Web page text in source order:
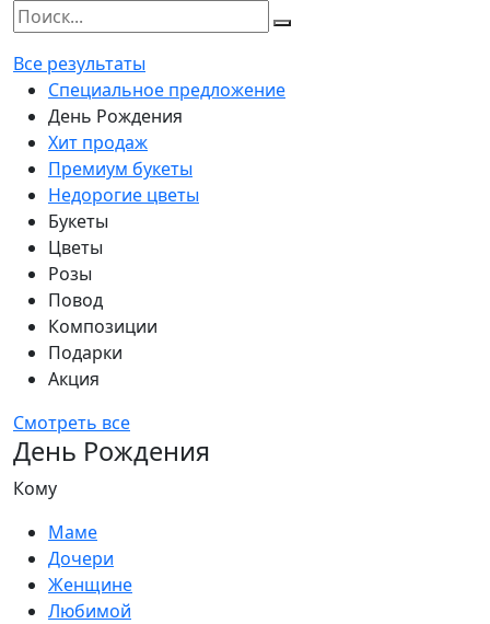
Все результаты
Специальное предложение
День Рождения
Хит продаж
Премиум букеты
Недорогие цветы
Букеты
Цветы
Розы
Повод
Композиции
Подарки
Акция
Смотреть все
День Рождения
Кому
Маме
Дочери
Женщине
Любимой